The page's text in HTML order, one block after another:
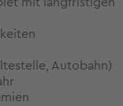
Autobahn)